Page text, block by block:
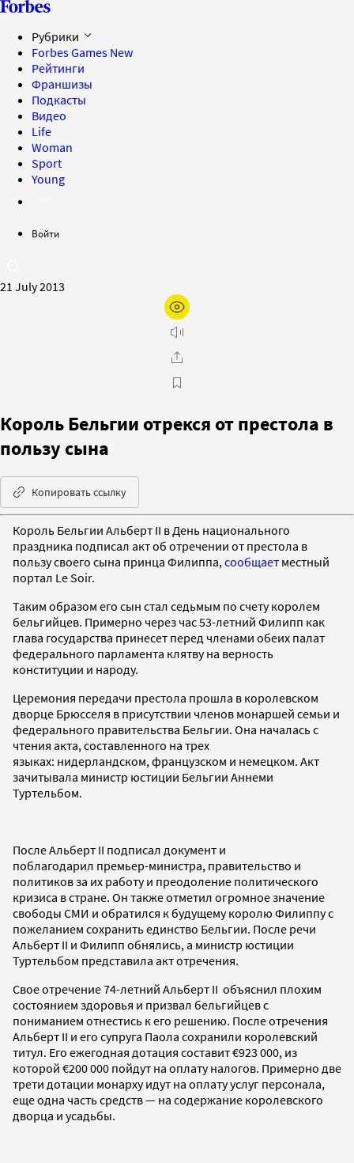
Рубрики
Forbes Games New
Рейтинги
Франшизы
Подкасты
Видео
Life
Woman
Sport
Young
Войти
21 July 2013
Король Бельгии отрекся от престола в
пользу сына
Копировать ссылку
Король Бельгии Альберт II в День национального
праздника подписал акт об отречении от престола в
пользу своего сына принца Филиппа, сообщает местный
портал Le Soir.
Таким образом его сын стал седьмым по счету королем
бельгийцев. Примерно через час 53-летний Филипп как
глава государства принесет перед членами обеих палат
федерального парламента клятву на верность
конституции и народу.
Церемония передачи престола прошла в королевском
дворце Брюсселя в присутствии членов монаршей семьи и
федерального правительства Бельгии. Она началась с
чтения акта, составленного на трех
языках: нидерландском, французском и немецком. Акт
зачитывала министр юстиции Бельгии Аннеми
Туртельбом.
После Альберт II подписал документ и
поблагодарил премьер-министра, правительство и
политиков за их работу и преодоление политического
кризиса в стране. Он также отметил огромное значение
свободы СМИ и обратился к будущему королю Филиппу с
пожеланием сохранить единство Бельгии. После речи
Альберт II и Филипп обнялись, а министр юстиции
Туртельбом представила акт отречения.
Свое отречение 74-летний Альберт II объяснил плохим
состоянием здоровья и призвал бельгийцев с
пониманием отнестись к его решению. После отречения
Альберт II и его супруга Паола сохранили королевский
титул. Его ежегодная дотация составит €923 000, из
которой €200 000 пойдут на оплату налогов. Примерно две
трети дотации монарху идут на оплату услуг персонала,
еще одна часть средств — на содержание королевского
дворца и усадьбы.